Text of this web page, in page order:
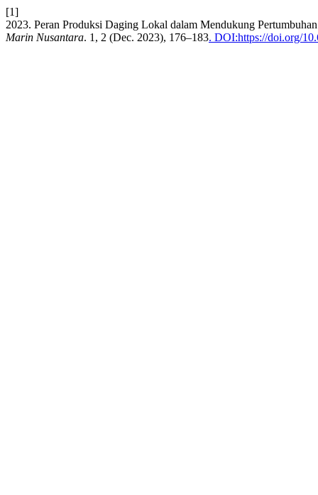
[1]
2023. Peran Produksi Daging Lokal dalam Mendukung
Marin Nusantara. 1, 2 (Dec. 2023), 176–183. DOI:https://doi.org/